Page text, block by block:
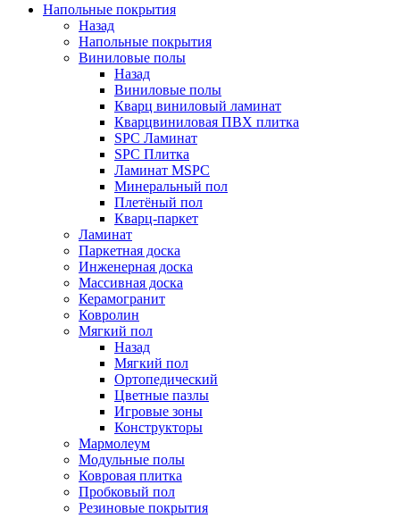
Напольные покрытия
Назад
Напольные покрытия
Виниловые полы
Назад
Виниловые полы
Кварц виниловый ламинат
Кварцвиниловая ПВХ плитка
SPC Ламинат
SPC Плитка
Ламинат MSPC
Минеральный пол
Плетёный пол
Кварц-паркет
Ламинат
Паркетная доска
Инженерная доска
Массивная доска
Керамогранит
Ковролин
Мягкий пол
Назад
Мягкий пол
Ортопедический
Цветные пазлы
Игровые зоны
Конструкторы
Мармолеум
Модульные полы
Ковровая плитка
Пробковый пол
Резиновые покрытия